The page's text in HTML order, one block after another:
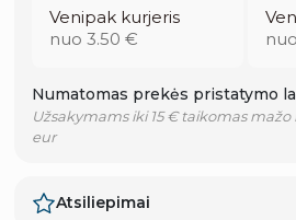
Venipak kurjeris
nuo 3.50 €
Numatomas prekės pristatymo
Užsakymams iki 15 € taikomas mažo
eur
Atsiliepimai